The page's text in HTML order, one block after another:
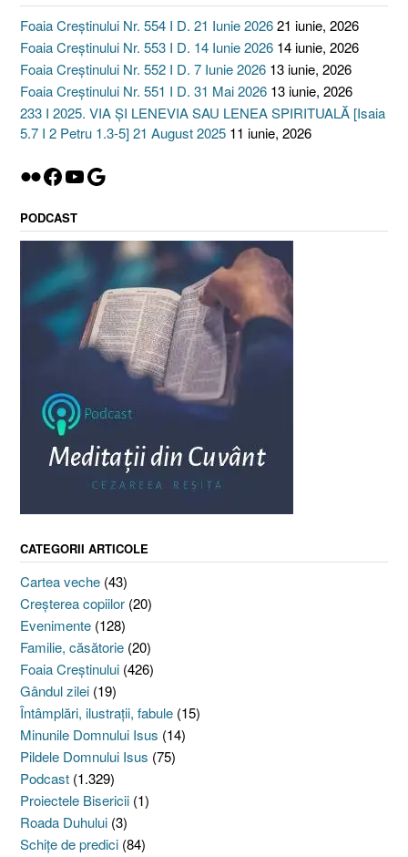
Foaia Creștinului Nr. 554 I D. 21 Iunie 202621 iunie, 2026
Foaia Creștinului Nr. 553 I D. 14 Iunie 2026 14 iunie, 2026
Foaia Creștinului Nr. 552 I D. 7 Iunie 2026 13 iunie, 2026
Foaia Creștinului Nr. 551 I D. 31 Mai 2026 13 iunie, 2026
233 I 2025. VIA ȘI LENEVIA SAU LENEA SPIRITUALĂ [Isaia
5.7 I 2 Petru 1.3-5] 21 August 2025 11 iunie, 2026
Flickr
Facebook
YouTube
Google
PODCAST
CATEGORII ARTICOLE
Cartea veche (43)
Creşterea copiilor (20)
Evenimente (128)
Familie, căsătorie (20)
Foaia Creştinului (426)
Gândul zilei (19)
Întâmplări, ilustraţii, fabule (15)
Minunile Domnului Isus (14)
Pildele Domnului Isus (75)
Podcast (1.329)
Proiectele Bisericii (1)
Roada Duhului (3)
Schiţe de predici (84)